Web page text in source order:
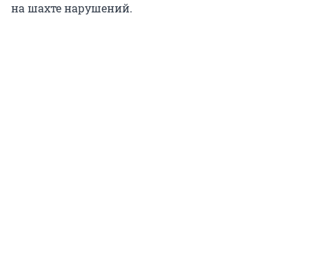
на шахте нарушений.